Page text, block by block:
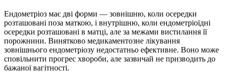
Ендометріоз має дві форми — зовнішню, коли осередки
розташовані поза маткою, і внутрішню, коли ендометріоїдні
осередки розташовані в матці, але за межами вистилання її
порожнини. Винятково медикаментозне лікування
зовнішнього ендометріозу недостатньо ефективне. Воно може
сповільнити прогрес хвороби, але зазвичай не призводить до
бажаної вагітності.